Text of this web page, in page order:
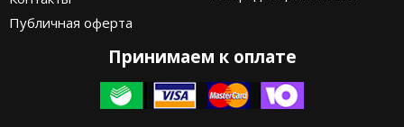
Публичная оферта
Принимаем к оплате